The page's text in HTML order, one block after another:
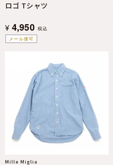
メール便可
ロゴ Tシャツ
¥ 4,950 税込
Mille Miglia